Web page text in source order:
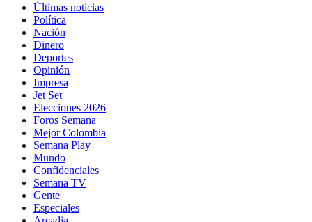
Últimas noticias
Política
Nación
Dinero
Deportes
Opinión
Impresa
Jet Set
Elecciones 2026
Foros Semana
Mejor Colombia
Semana Play
Mundo
Confidenciales
Semana TV
Gente
Especiales